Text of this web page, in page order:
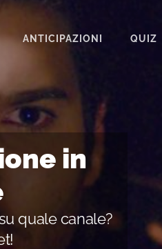
DELLE SIGNORE
DI FAMIGLIA
D’AMORE
AL SOLE
ANTICIPAZIONI QUIZ
in
quale canale?